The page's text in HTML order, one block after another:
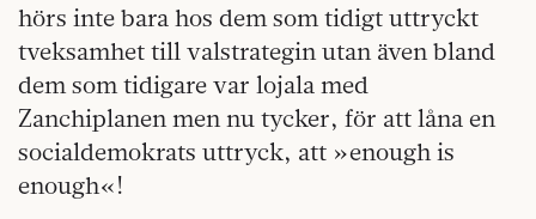
hörs inte bara hos dem som tidigt uttryckt
tveksamhet till valstrategin utan även bland
dem som tidigare var lojala med
Zanchiplanen men nu tycker, för att låna en
socialdemokrats uttryck, att »enough is
enough«!